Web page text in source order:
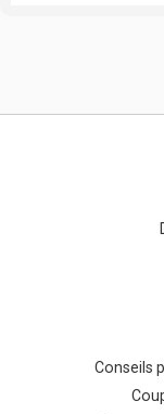
Conseils